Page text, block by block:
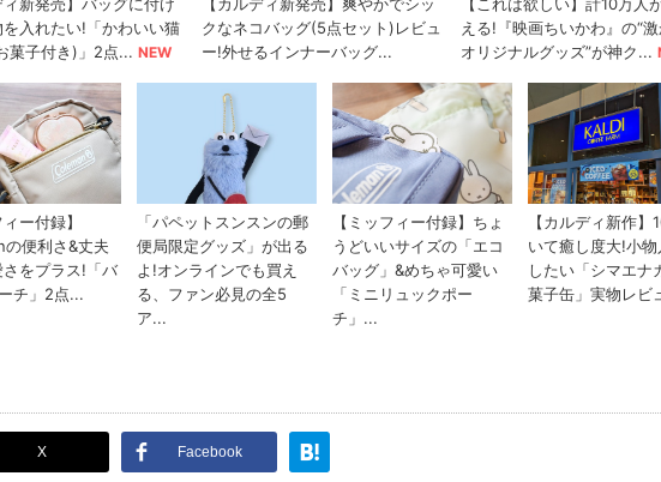
X Facebook